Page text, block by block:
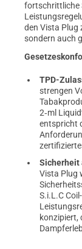
fortschrittliche
den Vista Plug
sondern auch
TPD-
strengen
2‑ml
entspricht
Sicherheit
Vista Plug
S.i.L.C
konzipiert,